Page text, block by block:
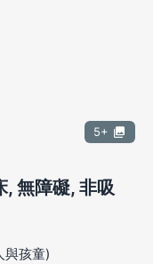
5+
, 無障礙, 非吸
與孩童)